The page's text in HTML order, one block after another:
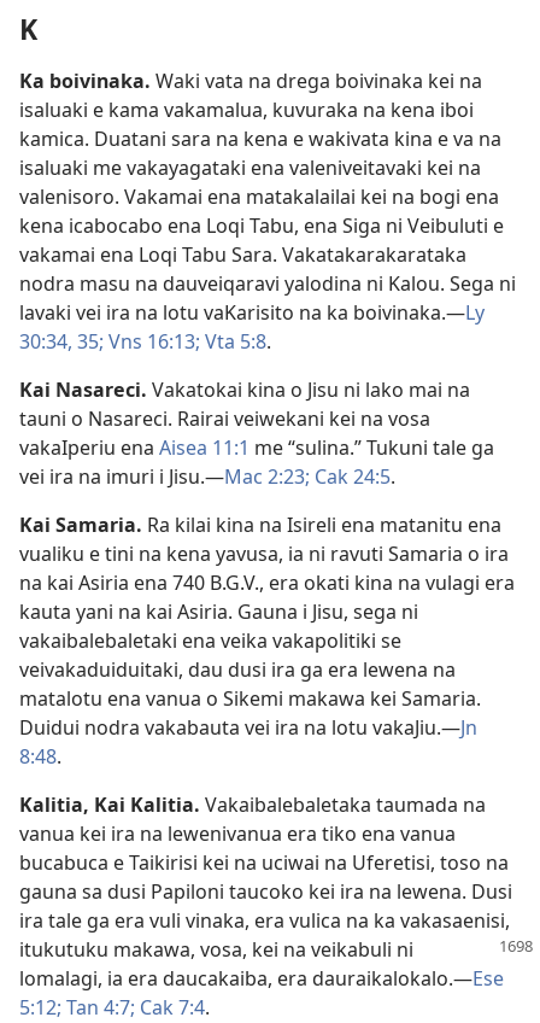
K
Ka boivinaka. Waki vata na drega boivinaka kei na
isaluaki e kama vakamalua, kuvuraka na kena iboi
kamica. Duatani sara na kena e wakivata kina e va na
isaluaki me vakayagataki ena valeniveitavaki kei na
valenisoro. Vakamai ena matakalailai kei na bogi ena
kena icabocabo ena Loqi Tabu, ena Siga ni Veibuluti e
vakamai ena Loqi Tabu Sara. Vakatakarakarataka
nodra masu na dauveiqaravi yalodina ni Kalou. Sega ni
lavaki vei ira na lotu vaKarisito na ka boivinaka.​—Ly
30:34, 35; Vns 16:13; Vta 5:8.
Kai Nasareci. Vakatokai kina o Jisu ni lako mai na
tauni o Nasareci. Rairai veiwekani kei na vosa
vakaIperiu ena Aisea 11:1 me “sulina.” Tukuni tale ga
vei ira na imuri i Jisu.​—Mac 2:23; Cak 24:5.
Kai Samaria. Ra kilai kina na Isireli ena matanitu ena
vualiku e tini na kena yavusa, ia ni ravuti Samaria o ira
na kai Asiria ena 740 B.G.V., era okati kina na vulagi era
kauta yani na kai Asiria. Gauna i Jisu, sega ni
vakaibalebaletaki ena veika vakapolitiki se
veivakaduiduitaki, dau dusi ira ga era lewena na
matalotu ena vanua o Sikemi makawa kei Samaria.
Duidui nodra vakabauta vei ira na lotu vakaJiu.​—Jn
8:48.
Kalitia, Kai Kalitia. Vakaibalebaletaka taumada na
vanua kei ira na lewenivanua era tiko ena vanua
bucabuca e Taikirisi kei na uciwai na Uferetisi, toso na
gauna sa dusi Papiloni taucoko kei ira na lewena. Dusi
ira tale ga era vuli vinaka, era vulica na ka vakasaenisi,
itukutuku makawa, vosa, kei na veikabuli ni
lomalagi, ia era daucakaiba, era dauraikalokalo.​—Ese
5:12; Tan 4:7; Cak 7:4.